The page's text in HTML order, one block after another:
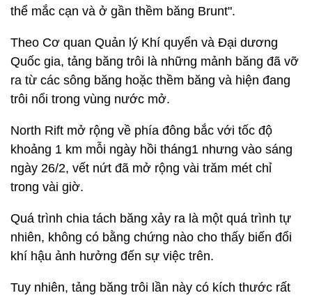
thể mắc cạn và ở gần thềm băng Brunt".
Theo Cơ quan Quản lý Khí quyển và Đại dương
Quốc gia, tảng băng trôi là những mảnh băng đã vỡ
ra từ các sông băng hoặc thềm băng và hiện đang
trôi nổi trong vùng nước mở.
North Rift mở rộng về phía đông bắc với tốc độ
khoảng 1 km mỗi ngày hồi tháng1 nhưng vào sáng
ngày 26/2, vết nứt đã mở rộng vài trăm mét chỉ
trong vài giờ.
Quá trình chia tách băng xảy ra là một quá trình tự
nhiên, không có bằng chứng nào cho thấy biến đổi
khí hậu ảnh hưởng đến sự việc trên.
Tuy nhiên, tảng băng trôi lần này có kích thước rất